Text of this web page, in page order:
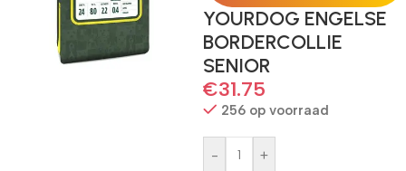
YOURDOG ENGELSE
BORDERCOLLIE
SENIOR
€31.75
256 op voorraad
- +